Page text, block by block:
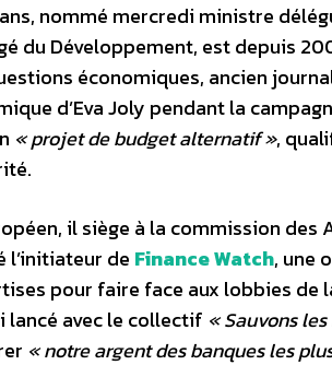
nommé mercredi ministre
du Développement, est depuis
économiques, ancien
d’Eva Joly pendant la
« projet de budget alternatif »,
il siège à la commission
l’initiateur de Finance Watch, une
pour faire face aux lobbies de
lancé avec le collectif « Sauvons
« notre argent des banques les